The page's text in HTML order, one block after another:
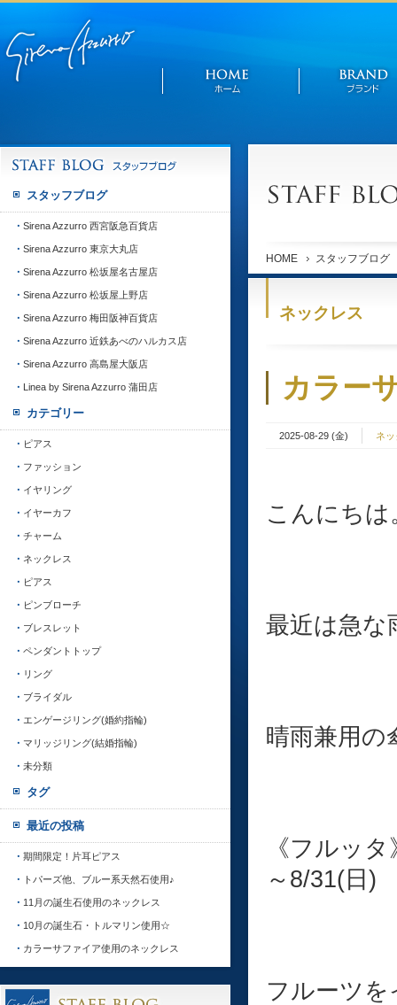
HOME スタッフブログ
ネックレス
カラー
2025-08-29 (金) ネ
こんにちは
最近は急な
晴雨兼用の
《フルッ
～8/31(日)
フルーツ
スタッフブログ
Sirena Azzurro 西宮阪急百貨店
Sirena Azzurro 東京大丸店
Sirena Azzurro 松坂屋名古屋店
Sirena Azzurro 松坂屋上野店
Sirena Azzurro 梅田阪神百貨店
Sirena Azzurro 近鉄あべのハルカス店
Sirena Azzurro 高島屋大阪店
Linea by Sirena Azzurro 蒲田店
カテゴリー
ピアス
ファッション
イヤリング
イヤーカフ
チャーム
ネックレス
ピアス
ピンブローチ
ブレスレット
ペンダントトップ
リング
ブライダル
エンゲージリング(婚約指輪)
マリッジリング(結婚指輪)
未分類
タグ
最近の投稿
期間限定！片耳ピアス
トパーズ他、ブルー系天然石使用♪
11月の誕生石使用のネックレス
10月の誕生石・トルマリン使用☆
カラーサファイア使用のネックレス